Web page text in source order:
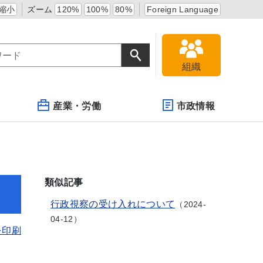
小 ズーム 120% 100% 80% Foreign Language
組織
産業・労働 市政情報
刷
類似記事
行政視察の受け入れについて
2024-
04-12